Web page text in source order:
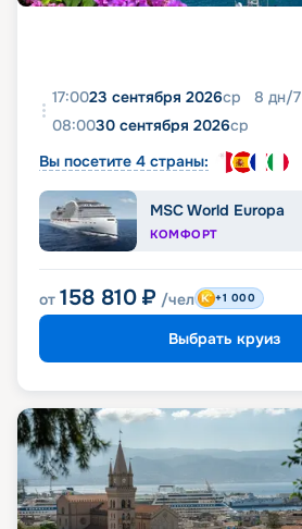
17:0023 сентября 2026ср 8 дн/7
08:0030 сентября 2026ср
Вы посетите 4 страны:
MSC World Europa
КОМФОРТ
от 158 810 ₽ /чел +1 000
Выбрать круиз